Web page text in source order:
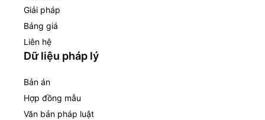
Giải pháp
Bảng giá
Liên hệ
Dữ liệu pháp lý
Bản án
Hợp đồng mẫu
Văn bản pháp luật